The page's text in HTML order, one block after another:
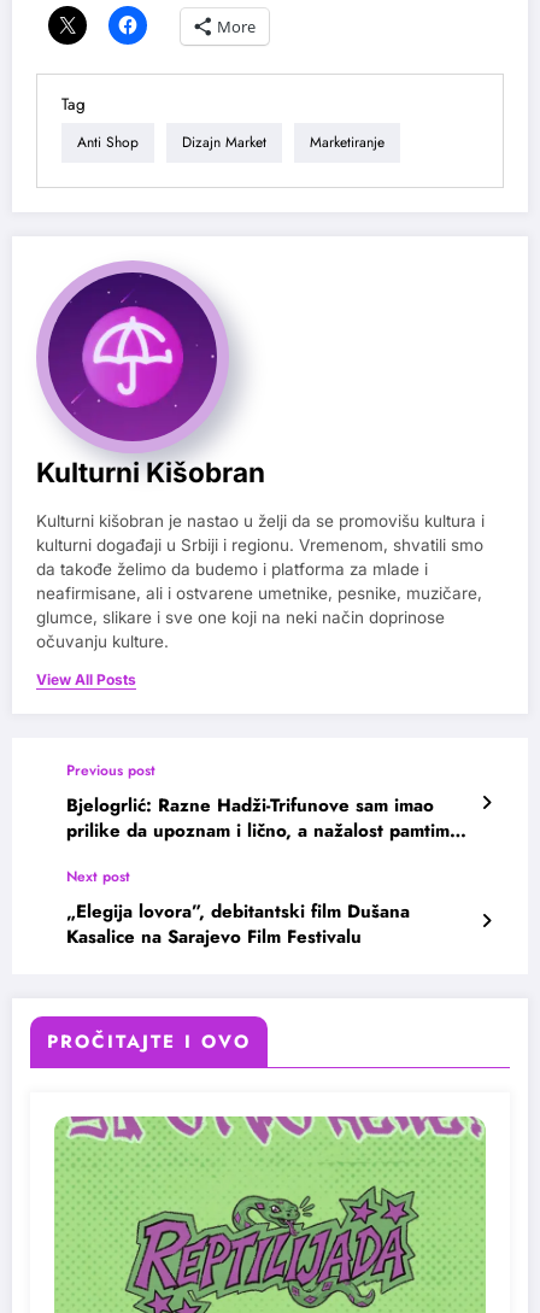
More
Tag
Anti Shop Dizajn Market Marketiranje
Kulturni Kišobran
Kulturni kišobran je nastao u želji da se promovišu kultura i
kulturni događaji u Srbiji i regionu. Vremenom, shvatili smo
da takođe želimo da budemo i platforma za mlade i
neafirmisane, ali i ostvarene umetnike, pesnike, muzičare,
glumce, slikare i sve one koji na neki način doprinose
očuvanju kulture.
View All Posts
Previous post
Bjelogrlić: Razne Hadži-Trifunove sam imao
prilike da upoznam i lično, a nažalost pamtimo
Next post
„Elegija lovora”, debitantski film Dušana
Kasalice na Sarajevo Film Festivalu
PROČITAJTE I OVO